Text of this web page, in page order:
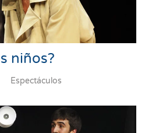
niños?
Espectáculos